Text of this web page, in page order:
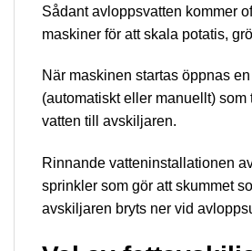
Sådant avloppsvatten kommer
maskiner för att skala potatis,
När maskinen startas öppnas en
(automatiskt eller manuellt) som
vatten till avskiljaren.
Rinnande vatteninstallationen
sprinkler som gör att skummet
avskiljaren bryts ner vid